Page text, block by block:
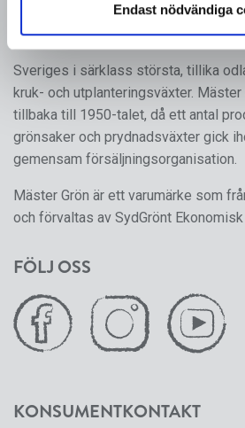
Endast nödvändiga
MÄSTER GRÖN
Sveriges i särklass största, tillika
kruk- och utplanteringsväxter.
tillbaka till 1950-talet, då ett antal
grönsaker och prydnadsväxter gick
gemensam försäljningsorganisation.
Mäster Grön är ett varumärke som
och förvaltas av SydGrönt
FÖLJ OSS
KONSUMENTKONTAKT